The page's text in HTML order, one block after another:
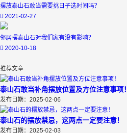
摆放泰山石敢当需要挑日子选时间吗？
2021-02-27
邻居摆泰山石对我们家有没有影响？
2020-10-18
推荐文章
泰山石敢当补角摆放位置及方位注意事项！
发布日期：2025-02-06
泰山石的摆放禁忌，这两点一定要注意！
发布日期：2025-02-03